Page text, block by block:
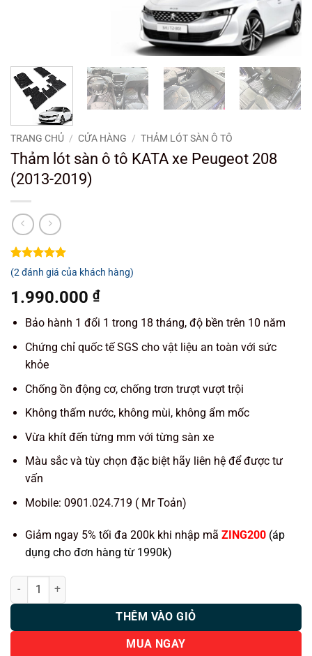
TRANG CHỦ / CỬA HÀNG / THẢM LÓT SÀN Ô TÔ
Thảm lót sàn ô tô KATA xe Peugeot 208
(2013-2019)
5trên 5
dựa trên
2
đánh giá
(2đánh giá của khách hàng)
1.990.000 ₫
Bảo hành 1 đổi 1 trong 18 tháng, độ bền trên 10 năm
Chứng chỉ quốc tế SGS cho vật liệu an toàn với sức
khỏe
Chống ồn động cơ, chống trơn trượt vượt trội
Không thấm nước, không mùi, không ẩm mốc
Vừa khít đến từng mm với từng sàn xe
Màu sắc và tùy chọn đặc biệt hãy liên hệ để được tư
vấn
Mobile: 0901.024.719 ( Mr Toản)
Giảm ngay 5% tối đa 200k khi nhập mã ZING200 (áp
dụng cho đơn hàng từ 1990k)
Thảm lót sàn ô tô KATA xe Peugeot 208 (2013-2019) số lượng
THÊM VÀO GIỎ
MUA NGAY